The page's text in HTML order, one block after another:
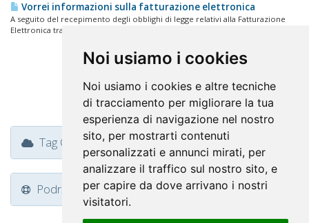
Noi usiamo i cookies
Noi usiamo i cookies e altre tecniche
di tracciamento per migliorare la tua
esperienza di navigazione nel nostro
sito, per mostrarti contenuti
personalizzati e annunci mirati, per
analizzare il traffico sul nostro sito, e
per capire da dove arrivano i nostri
visitatori.
Vorrei informazioni sulla fatturazione elettronica
A seguito del recepimento degli obblighi di legge relativi alla Fatturazione
Elettronica tra...
Tag Cloud
Podrška